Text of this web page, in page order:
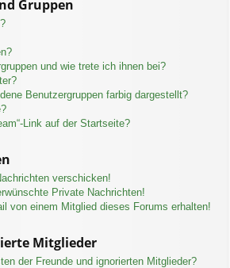
Gruppen
und wie trete ich ihnen bei?
Benutzergruppen farbig dargestellt?
Link auf der Startseite?
verschicken!
Private Nachrichten!
von einem Mitglied dieses Forums erhalten!
Mitglieder
der Freunde und ignorierten Mitglieder?